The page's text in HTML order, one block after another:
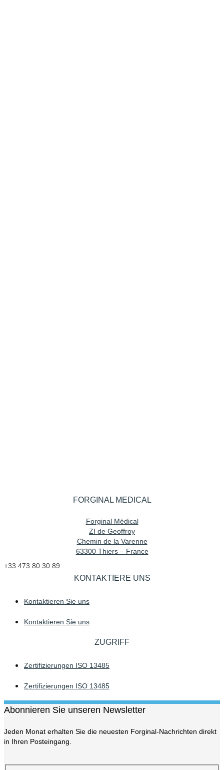
FORGINAL MEDICAL
Forginal Médical
ZI de Geoffroy
Chemin de la Varenne
63300 Thiers – France
+33 473 80 30 89
KONTAKTIERE UNS
Kontaktieren Sie uns
Kontaktieren Sie uns
ZUGRIFF
Zertifizierungen ISO 13485
Zertifizierungen ISO 13485
Abonnieren Sie unseren Newsletter
Jeden Monat erhalten Sie die neuesten Forginal-Nachrichten direkt
in Ihren Posteingang.